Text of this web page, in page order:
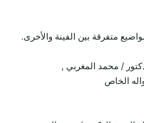
متفرقة بين الفينة والأخرى.
/ محمد المغربي ,
الخاص